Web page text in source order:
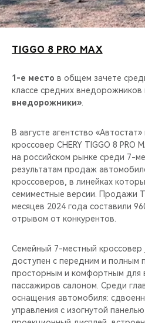
TIGGO 8 PRO MAX
1-е место в общем зачете
классе средних внедорожников
внедорожники»
В августе агентство
кроссовер CHERY TIGGO 8
на российском рынке среди 7-
результатам продаж
кроссоверов, в линейках
семиместные версии. Продажи
месяцев 2024 года составили
отрывом от конкурентов.
Семейный 7-местный кроссовер
доступен с передним и полным
просторным и комфортным для
пассажиров салоном. Среди
оснащения автомобиля:
управления с изогнутой